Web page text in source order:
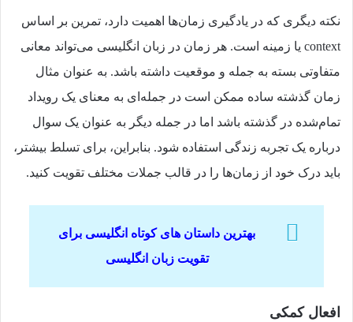
نکته دیگری که در یادگیری زمان‌ها اهمیت دارد، تمرین بر اساس
context یا زمینه است. هر زمان در زبان انگلیسی می‌تواند معانی
متفاوتی بسته به جمله و موقعیت داشته باشد. به عنوان مثال
زمان گذشته ساده ممکن است در جمله‌ای به معنای یک رویداد
تمام‌شده در گذشته باشد اما در جمله‌ دیگر به عنوان یک سوال
درباره یک تجربه زندگی استفاده شود. بنابراین، برای تسلط بیشتر،
باید درک خود از زمان‌ها را در قالب جملات مختلف تقویت کنید.
بهترین داستان های کوتاه انگلیسی برای
تقویت زبان انگلیسی
افعال کمکی